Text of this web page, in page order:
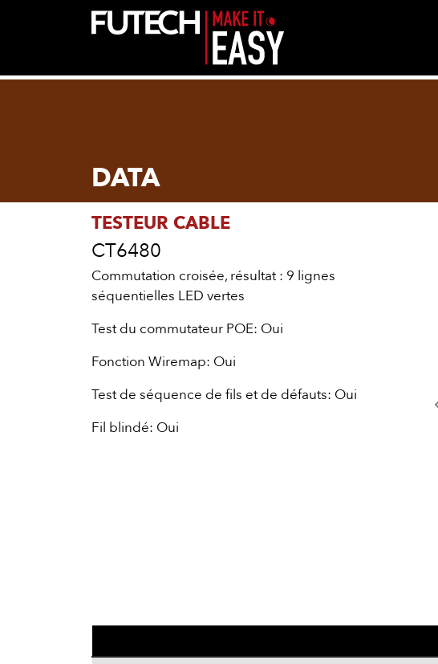
DATA
TESTEUR CABLE
CT6480
Commutation croisée, résultat : 9 lignes
séquentielles LED vertes
Test du commutateur POE: Oui
Fonction Wiremap: Oui
Test de séquence de fils et de défauts: Oui
Fil blindé: Oui